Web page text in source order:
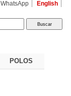
WhatsApp English
POLOS